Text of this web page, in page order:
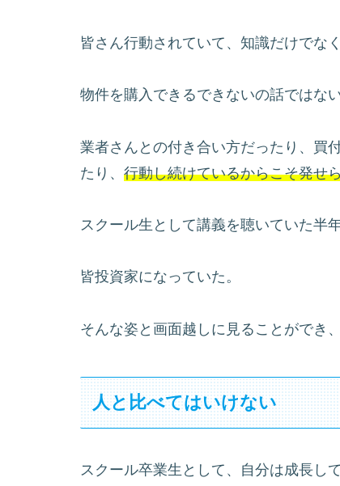
皆さん行動されていて、知識だけでな
物件を購入できるできないの話ではない
業者さんとの付き合い方だったり、買
たり、 行動し続けているからこそ発せ
スクール生として講義を聴いていた半
皆投資家になっていた。
そんな姿と画面越しに見ることができ
人と比べてはいけない
スクール卒業生として、自分は成長し